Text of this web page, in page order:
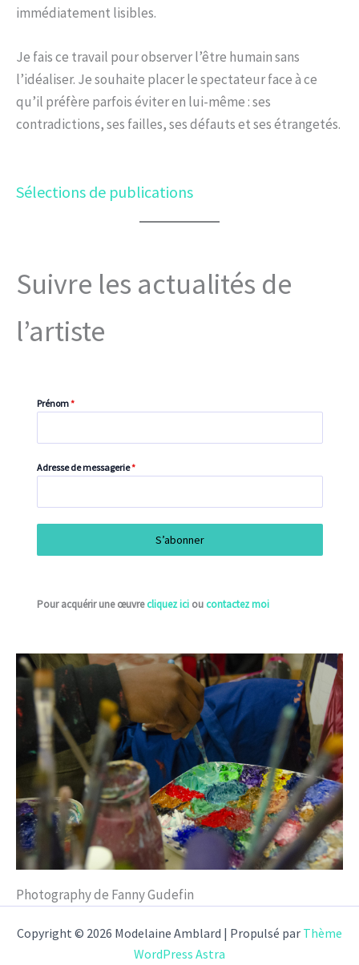
immédiatement lisibles.
Je fais ce travail pour observer l’être humain sans
l’idéaliser. Je souhaite placer le spectateur face à ce
qu’il préfère parfois éviter en lui-même : ses
contradictions, ses failles, ses défauts et ses étrangetés.
Sélections de publications
Suivre les actualités de
l’artiste
Prénom*
Adresse de messagerie*
S’abonner
Pour acquérir une œuvrecliquez iciou contactez moi
Photography de Fanny Gudefin
Copyright © 2026 Modelaine Amblard | Propulsé par Thème
WordPress Astra